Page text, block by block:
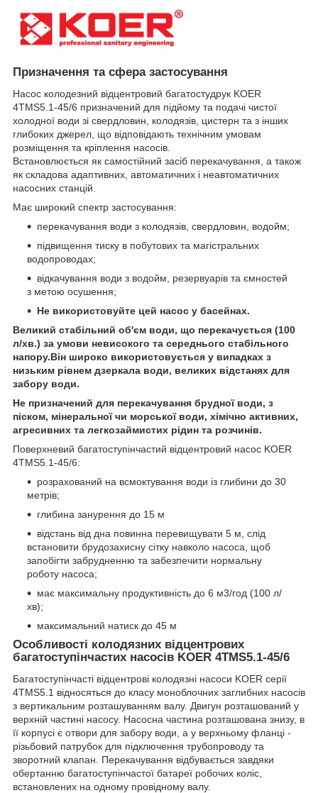
Призначення та сфера застосування
Насос колодезний відцентровий багатостудрук KOER
4TMS5.1-45/6 призначений для підйому та подачі чистої
холодної води зі свердловин, колодязів, цистерн та з інших
глибоких джерел, що відповідають технічним умовам
розміщення та кріплення насосів.
Встановлюється як самостійний засіб перекачування, а також
як складова адаптивних, автоматичних і неавтоматичних
насосних станцій.
Має широкий спектр застосування:
перекачування води з колодязів, свердловин, водойм;
підвищення тиску в побутових та магістральних
водопроводах;
відкачування води з водойм, резервуарів та ємностей
з метою осушення;
Не використовуйте цей насос у басейнах.
Великий стабільний об'єм води, що перекачується (100
л/хв.) за умови невисокого та середнього стабільного
напору.Він широко використовується у випадках з
низьким рівнем дзеркала води, великих відстанях для
забору води.
Не призначений для перекачування брудної води, з
піском, мінеральної чи морської води, хімічно активних,
агресивних та легкозаймистих рідин та розчинів.
Поверхневий багатоступінчастий відцентровий насос KOER
4TMS5.1-45/6:
розрахований на всмоктування води із глибини до 30
метрів;
глибина занурення до 15 м
відстань від дна повинна перевищувати 5 м, слід
встановити брудозахисну сітку навколо насоса, щоб
запобігти забрудненню та забезпечити нормальну
роботу насоса;
має максимальну продуктивність до 6 м3/год (100 л/
хв);
максимальний натиск до 45 м
Особливості колодязних відцентрових
багатоступінчастих насосів KOER 4TMS5.1-45/6
Багатоступінчасті відцентрові колодязні насоси KOER серії
4TMS5.1 відносяться до класу моноблочних заглибних насосів
з вертикальним розташуванням валу. Двигун розташований у
верхній частині насосу. Насосна частина розташована знизу, в
її корпусі є отвори для забору води, а у верхньому фланці -
різьбовий патрубок для підключення трубопроводу та
зворотний клапан. Перекачування відбувається завдяки
обертанню багатоступінчастої батареї робочих коліс,
встановлених на одному провідному валу.